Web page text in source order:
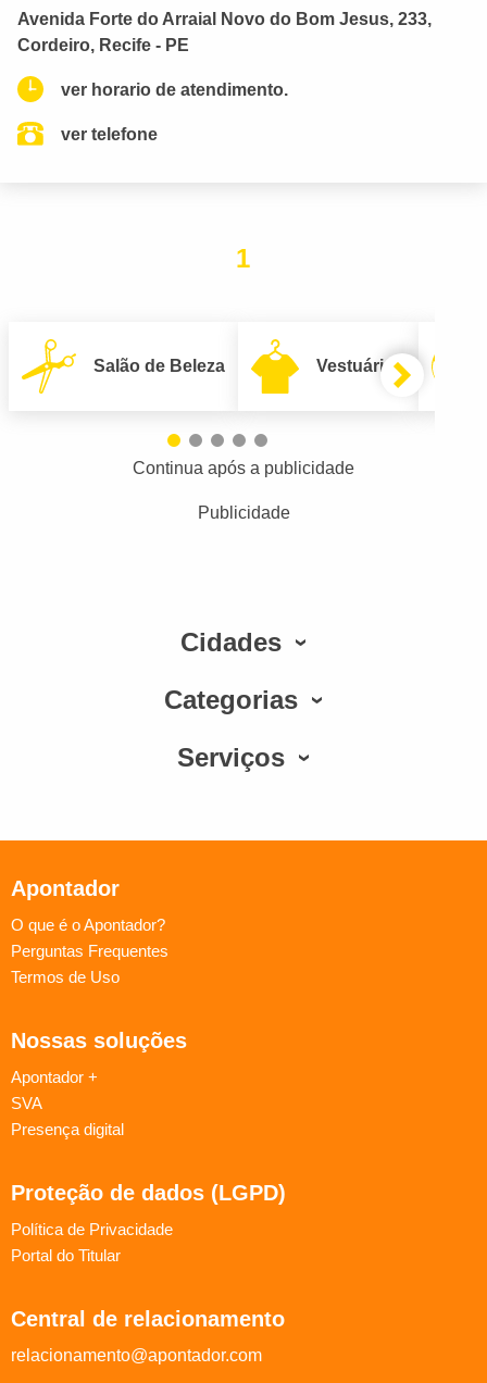
Avenida Forte do Arraial Novo do Bom Jesus, 233,
Cordeiro, Recife - PE
ver horario de atendimento.
ver telefone
1
Salão de Beleza Vestuário
Continua após a publicidade
Publicidade
Cidades
Categorias
Serviços
Apontador
O que é o Apontador?
Perguntas Frequentes
Termos de Uso
Nossas soluções
Apontador +
SVA
Presença digital
Proteção de dados (LGPD)
Política de Privacidade
Portal do Titular
Central de relacionamento
relacionamento@apontador.com